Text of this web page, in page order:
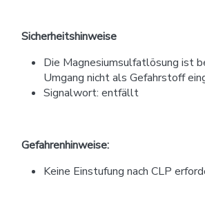
Sicherheitshinweise
Die Magnesiumsulfatlösung ist
Umgang nicht als Gefahrstoff
Signalwort: entfällt
Gefahrenhinweise:
Keine Einstufung nach CLP